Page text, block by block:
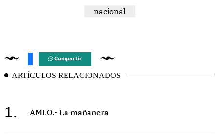
nacional
Compartir
ARTÍCULOS RELACIONADOS
1. AMLO.- La mañanera